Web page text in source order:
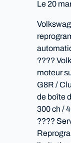
Le20
????
moteur
G8R /
de boîte
300 ch /
????